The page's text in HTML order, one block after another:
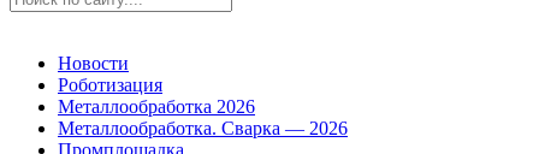
Новости
Роботизация
Металлообработка 2026
Металлообработка. Сварка — 2026
Промплощадка